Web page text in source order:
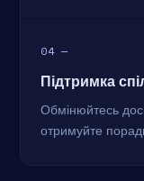
04 —
Підтримка
Обмінюйтесь
отримуйте